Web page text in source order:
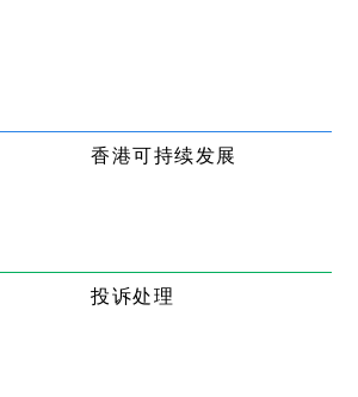
香港可持续发展
投诉处理